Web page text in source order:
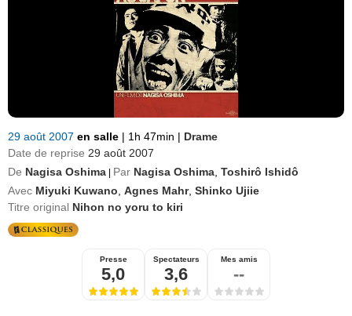
29 août 2007 en salle | 1h 47min | Drame
Date de reprise 29 août 2007
De Nagisa Oshima Par Nagisa Oshima Toshirô Ishidô
Avec Miyuki Kuwano Agnes Mahr, Shinko Ujiie
Titre original Nihon no yoru to kiri
Presse
5,0
Spectateurs
3,6
Mes amis
--